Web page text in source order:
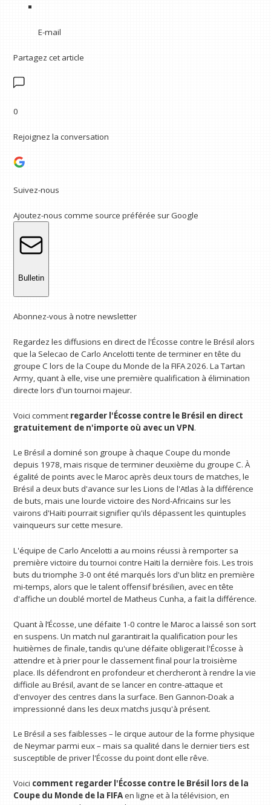
E-mail
Partagez cet article
0
Rejoignez la conversation
Suivez-nous
Ajoutez-nous comme source préférée sur Google
Bulletin
Abonnez-vous à notre newsletter
Regardez les diffusions en direct de l'Écosse contre le Brésil alors
que la Selecao de Carlo Ancelotti tente de terminer en tête du
groupe C lors de la Coupe du Monde de la FIFA 2026. La Tartan
Army, quant à elle, vise une première qualification à élimination
directe lors d'un tournoi majeur.
Voici comment regarder l'Écosse contre le Brésil en direct
gratuitement de n'importe où avec un VPN.
Le Brésil a dominé son groupe à chaque Coupe du monde
depuis 1978, mais risque de terminer deuxième du groupe C. À
égalité de points avec le Maroc après deux tours de matches, le
Brésil a deux buts d'avance sur les Lions de l'Atlas à la différence
de buts, mais une lourde victoire des Nord-Africains sur les
vairons d'Haïti pourrait signifier qu'ils dépassent les quintuples
vainqueurs sur cette mesure.
L'équipe de Carlo Ancelotti a au moins réussi à remporter sa
première victoire du tournoi contre Haïti la dernière fois. Les trois
buts du triomphe 3-0 ont été marqués lors d'un blitz en première
mi-temps, alors que le talent offensif brésilien, avec en tête
d'affiche un doublé mortel de Matheus Cunha, a fait la différence.
Quant à l’Écosse, une défaite 1-0 contre le Maroc a laissé son sort
en suspens. Un match nul garantirait la qualification pour les
huitièmes de finale, tandis qu'une défaite obligerait l'Écosse à
attendre et à prier pour le classement final pour la troisième
place. Ils défendront en profondeur et chercheront à rendre la vie
difficile au Brésil, avant de se lancer en contre-attaque et
d'envoyer des centres dans la surface. Ben Gannon-Doak a
impressionné dans les deux matchs jusqu'à présent.
Le Brésil a ses faiblesses – le cirque autour de la forme physique
de Neymar parmi eux – mais sa qualité dans le dernier tiers est
susceptible de priver l'Écosse du point dont elle rêve.
Voici comment regarder l'Écosse contre le Brésil lors de la
Coupe du Monde de la FIFAen ligne et à la télévision, en